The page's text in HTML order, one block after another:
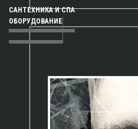
САНТЕХНИКА И СПА
ОБОРУДОВАНИЕ